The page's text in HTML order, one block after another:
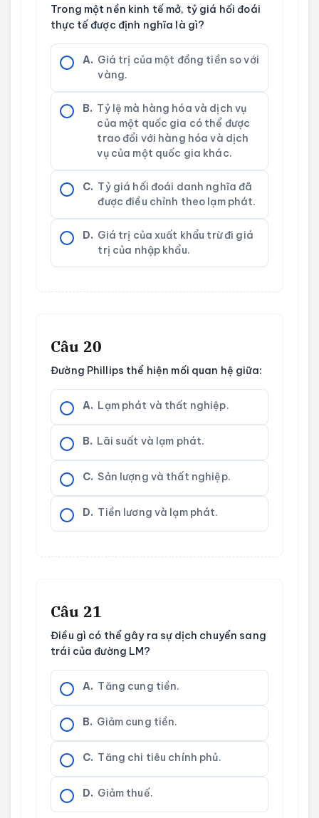
Trong một nền kinh tế mở, tỷ giá hối đoái
thực tế được định nghĩa là gì?
A. Giá trị của một đồng tiền so với
vàng.
B. Tỷ lệ mà hàng hóa và dịch vụ
của một quốc gia có thể được
trao đổi với hàng hóa và dịch
vụ của một quốc gia khác.
C. Tỷ giá hối đoái danh nghĩa đã
được điều chỉnh theo lạm phát.
D. Giá trị của xuất khẩu trừ đi giá
trị của nhập khẩu.
Câu 20
Đường Phillips thể hiện mối quan hệ giữa:
A. Lạm phát và thất nghiệp.
B. Lãi suất và lạm phát.
C. Sản lượng và thất nghiệp.
D. Tiền lương và lạm phát.
Câu 21
Điều gì có thể gây ra sự dịch chuyển sang
trái của đường LM?
A. Tăng cung tiền.
B. Giảm cung tiền.
C. Tăng chi tiêu chính phủ.
D. Giảm thuế.